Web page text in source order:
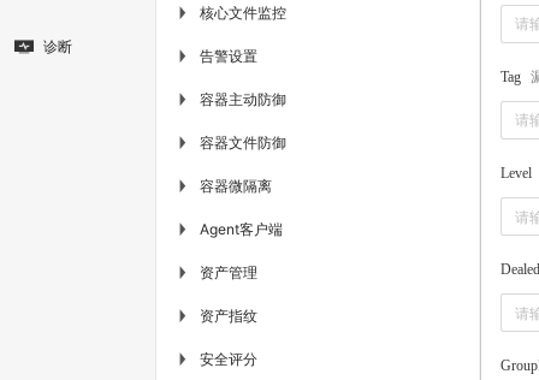
诊断
▶ 核心文件监控
▶ 告警设置
▶ 容器主动防御
▶ 容器文件防御
▶ 容器微隔离
▶ Agent客户端
▶ 资产管理
▶ 资产指纹
▶ 安全评分
Tag
Level
Dealed